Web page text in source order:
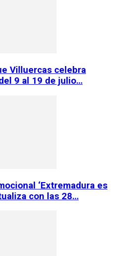
Villuercas celebra
9 al 19 de julio…
‘Extremadura es
con las 28…